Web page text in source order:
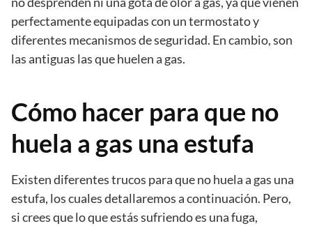
perfectamente equipadas con un termostato y
diferentes mecanismos de seguridad. En cambio, son
las antiguas las que huelen a gas.
Cómo hacer para que no
huela a gas una estufa
Existen diferentes trucos para que no huela a gas una
estufa, los cuales detallaremos a continuación. Pero,
si crees que lo que estás sufriendo es una fuga,